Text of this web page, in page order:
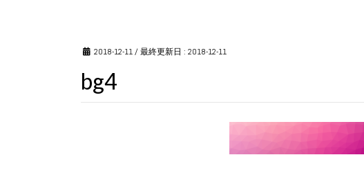
2018-12-11/ 最終更新日 : 2018-12-11
bg4